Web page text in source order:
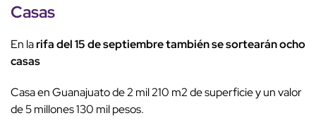
Casas
En larifa del 15 de septiembre también se sortearán ocho
casas
Casa en Guanajuato de 2 mil 210 m2 de superficie y un valor
de 5 millones 130 mil pesos.